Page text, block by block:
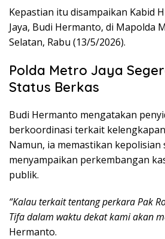
Kepastian itu disampaikan Kabid
Jaya, Budi Hermanto, di Mapolda
Selatan, Rabu (13/5/2026).
Polda Metro Jaya
Status Berkas
Budi Hermanto mengatakan
berkoordinasi terkait
Namun, ia memastikan kepolisian
menyampaikan perkembangan
publik.
“Kalau terkait tentang perkara Pak
Tifa dalam waktu dekat kami akan
Hermanto.